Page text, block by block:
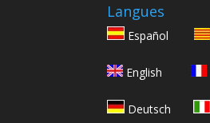
Langues
Español
English
Deutsch